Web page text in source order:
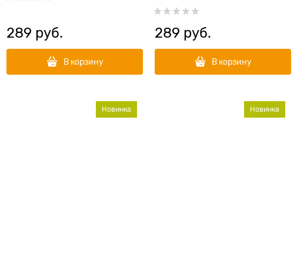
289 руб.
В корзину
289 руб.
В корзину
Новинка Новинка